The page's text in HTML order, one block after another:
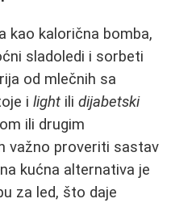
kao kalorična bomba,
sladoledi i sorbeti
od mlečnih sa
i light ili dijabetski
ili drugim
važno proveriti sastav
kućna alternativa je
za led, što daje